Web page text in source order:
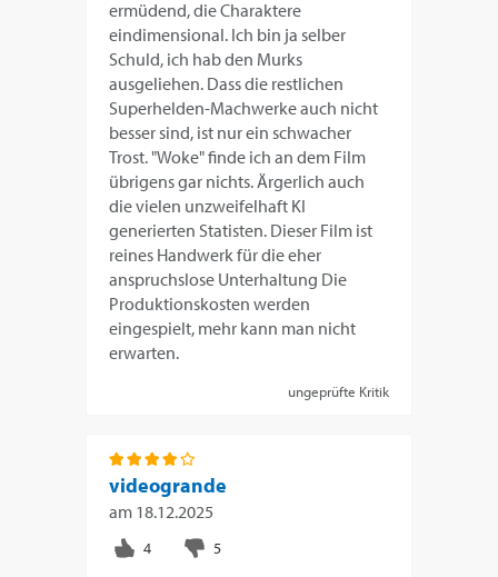
ermüdend, die Charaktere
eindimensional. Ich bin ja selber
Schuld, ich hab den Murks
ausgeliehen. Dass die restlichen
Superhelden-Machwerke auch nicht
besser sind, ist nur ein schwacher
Trost. "Woke" finde ich an dem Film
übrigens gar nichts. Ärgerlich auch
die vielen unzweifelhaft KI
generierten Statisten. Dieser Film ist
reines Handwerk für die eher
anspruchslose Unterhaltung Die
Produktionskosten werden
eingespielt, mehr kann man nicht
erwarten.
ungeprüfte Kritik
videogrande
am 18.12.2025